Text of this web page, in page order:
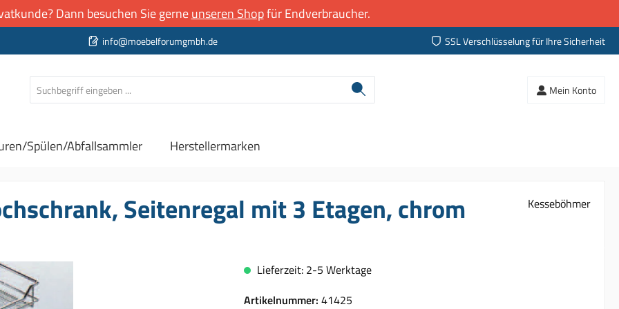
Dann besuchen Sie gerneunseren Shopfür Endverbraucher.
info@moebelforumgmbh.de SSL Verschlüsselung für Ihre Sicherheit
Mein Konto
Spülen/Abfallsammler Herstellermarken
Seitenregal mit 3 Etagen, chrom Kesseböhmer
Lieferzeit: 2-5 Werktage
Artikelnummer: 41425